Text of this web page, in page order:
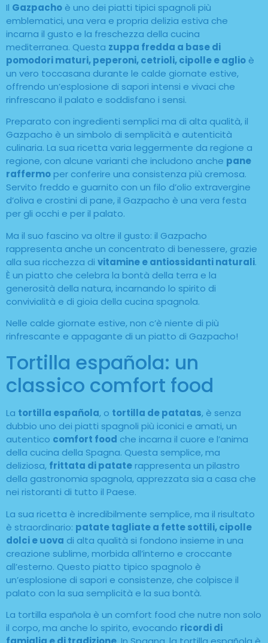
Il Gazpacho è uno dei piatti tipici spagnoli più
emblematici, una vera e propria delizia estiva che
incarna il gusto e la freschezza della cucina
mediterranea. Questa zuppa fredda a base di
pomodori maturi, peperoni, cetrioli, cipolle e aglio è
un vero toccasana durante le calde giornate estive,
offrendo un’esplosione di sapori intensi e vivaci che
rinfrescano il palato e soddisfano i sensi.
Preparato con ingredienti semplici ma di alta qualità, il
Gazpacho è un simbolo di semplicità e autenticità
culinaria. La sua ricetta varia leggermente da regione a
regione, con alcune varianti che includono anche pane
raffermo per conferire una consistenza più cremosa.
Servito freddo e guarnito con un filo d’olio extravergine
d’oliva e crostini di pane, il Gazpacho è una vera festa
per gli occhi e per il palato.
Ma il suo fascino va oltre il gusto: il Gazpacho
rappresenta anche un concentrato di benessere, grazie
alla sua ricchezza di vitamine e antiossidanti naturali.
È un piatto che celebra la bontà della terra e la
generosità della natura, incarnando lo spirito di
convivialità e di gioia della cucina spagnola.
Nelle calde giornate estive, non c’è niente di più
rinfrescante e appagante di un piatto di Gazpacho!
Tortilla española: un
classico comfort food
La tortilla española, o tortilla de patatas, è senza
dubbio uno dei piatti spagnoli più iconici e amati, un
autentico comfort food che incarna il cuore e l’anima
della cucina della Spagna. Questa semplice, ma
deliziosa, frittata di patate rappresenta un pilastro
della gastronomia spagnola, apprezzata sia a casa che
nei ristoranti di tutto il Paese.
La sua ricetta è incredibilmente semplice, ma il risultato
è straordinario: patate tagliate a fette sottili, cipolle
dolci e uova di alta qualità si fondono insieme in una
creazione sublime, morbida all’interno e croccante
all’esterno. Questo piatto tipico spagnolo è
un’esplosione di sapori e consistenze, che colpisce il
palato con la sua semplicità e la sua bontà.
La tortilla española è un comfort food che nutre non solo
il corpo, ma anche lo spirito, evocando ricordi di